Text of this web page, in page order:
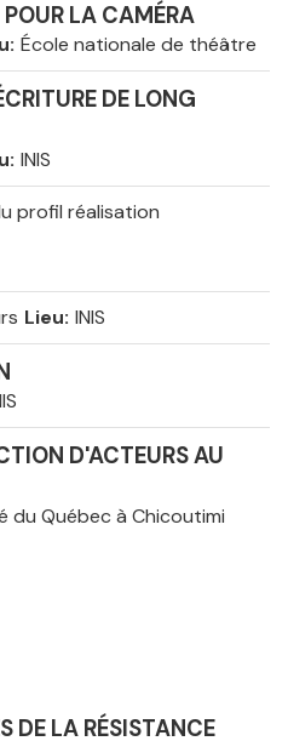
POUR LA CAMÉRA
École nationale de théâtre
DE LONG
INIS
profil réalisation
Lieu INIS
D'ACTEURS AU
du Québec à Chicoutimi
DE LA RÉSISTANCE